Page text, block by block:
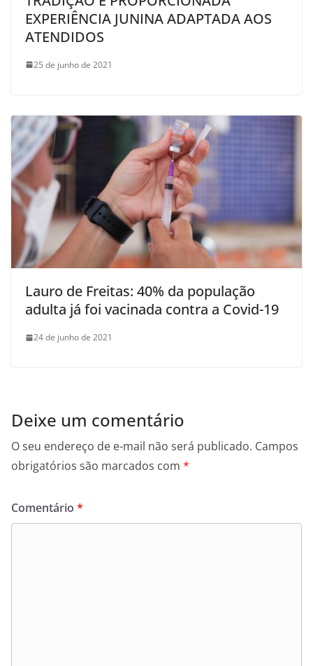
EXPERIÊNCIA JUNINA ADAPTADA AOS
ATENDIDOS
25 de junho de 2021
Lauro de Freitas: 40% da população
adulta já foi vacinada contra a Covid-19
24 de junho de 2021
Deixe um comentário
O seu endereço de e-mail não será publicado. Campos
obrigatórios são marcados com *
Comentário *